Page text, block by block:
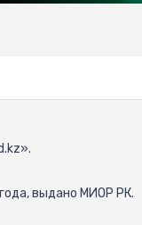
выдано МИОР РК.